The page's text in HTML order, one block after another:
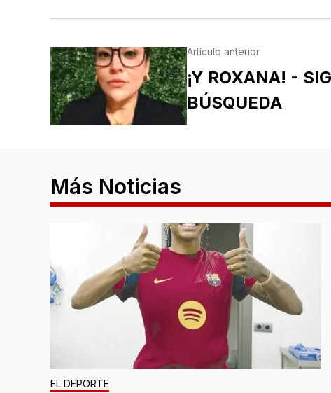
Artículo anterior
¡Y ROXANA! -
BÚSQUEDA
Más Noticias
EL DEPORTE